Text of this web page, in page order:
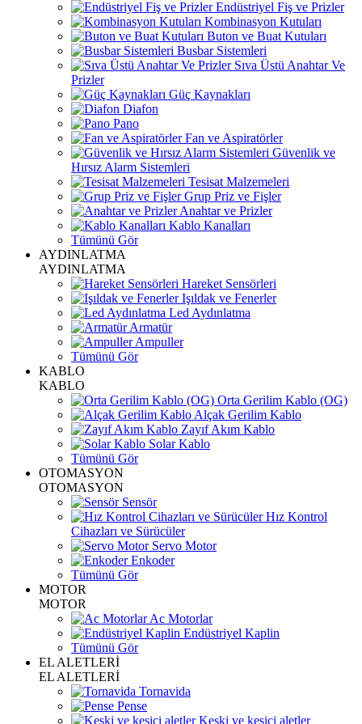
Endüstriyel Fiş ve Prizler
Kombinasyon Kutuları
Buton ve Buat Kutuları
Busbar Sistemleri
Sıva Üstü Anahtar Ve
Prizler
Güç Kaynakları
Diafon
Pano
Fan ve Aspiratörler
Güvenlik ve
Hırsız Alarm Sistemleri
Tesisat Malzemeleri
Grup Priz ve Fişler
Anahtar ve Prizler
Kablo Kanalları
Tümünü Gör
AYDINLATMA
AYDINLATMA
Hareket Sensörleri
Işıldak ve Fenerler
Led Aydınlatma
Armatür
Ampuller
Tümünü Gör
KABLO
KABLO
Orta Gerilim Kablo (OG)
Alçak Gerilim Kablo
Zayıf Akım Kablo
Solar Kablo
Tümünü Gör
OTOMASYON
OTOMASYON
Sensör
Hız Kontrol
Cihazları ve Sürücüler
Servo Motor
Enkoder
Tümünü Gör
MOTOR
MOTOR
Ac Motorlar
Endüstriyel Kaplin
Tümünü Gör
EL ALETLERİ
EL ALETLERİ
Tornavida
Pense
Keski ve kesici aletler